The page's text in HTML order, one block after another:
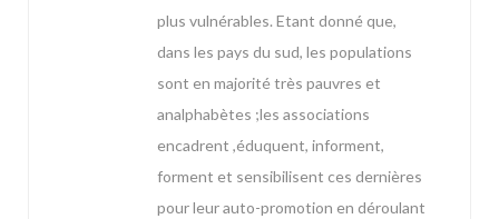
plus vulnérables. Etant donné que,
dans les pays du sud, les populations
sont en majorité très pauvres et
analphabètes ;les associations
encadrent ,éduquent, informent,
forment et sensibilisent ces dernières
pour leur auto-promotion en déroulant